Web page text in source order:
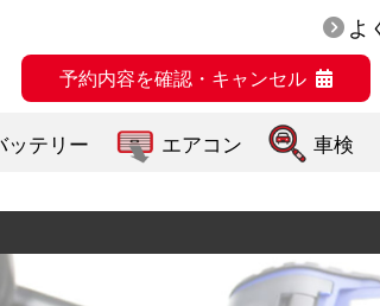
よ
予約内容を確認・キャンセル
ッテリー エアコン 車検